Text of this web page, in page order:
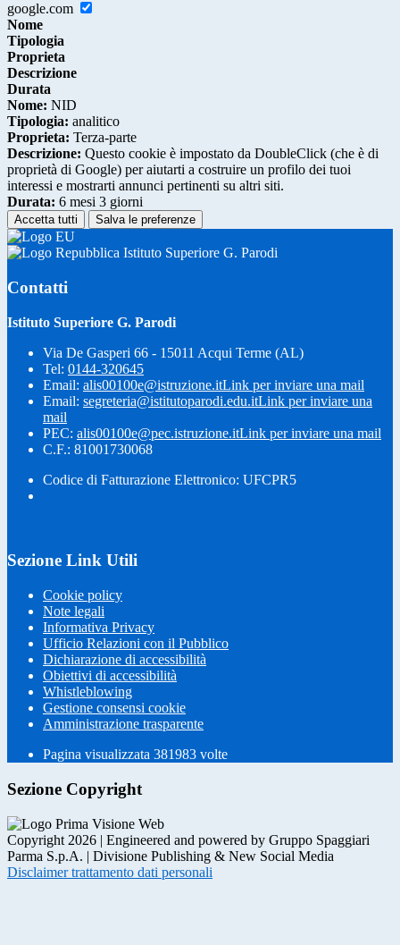
google.com
Nome
Tipologia
Proprieta
Descrizione
Durata
Nome: NID
Tipologia: analitico
Proprieta: Terza-parte
Descrizione: Questo cookie è impostato da DoubleClick (che è di
proprietà di Google) per aiutarti a costruire un profilo dei tuoi
interessi e mostrarti annunci pertinenti su altri siti.
Durata: 6 mesi 3 giorni
Accetta tutti Salva le preferenze
Istituto Superiore G. Parodi
Contatti
Istituto Superiore G. Parodi
Via De Gasperi 66 - 15011 Acqui Terme (AL)
Tel: 0144-320645
Email: alis00100e@istruzione.itLink per inviare una mail
Email: segreteria@istitutoparodi.edu.itLink per inviare una
mail
PEC: alis00100e@pec.istruzione.itLink per inviare una mail
C.F.: 81001730068
Codice di Fatturazione Elettronico: UFCPR5
Sezione Link Utili
Cookie policy
Note legali
Informativa Privacy
Ufficio Relazioni con il Pubblico
Dichiarazione di accessibilità
Obiettivi di accessibilità
Whistleblowing
Gestione consensi cookie
Amministrazione trasparente
Pagina visualizzata 381983 volte
Sezione Copyright
Copyright 2026 | Engineered and powered by Gruppo Spaggiari
Parma S.p.A. | Divisione Publishing & New Social Media
Disclaimer trattamento dati personali